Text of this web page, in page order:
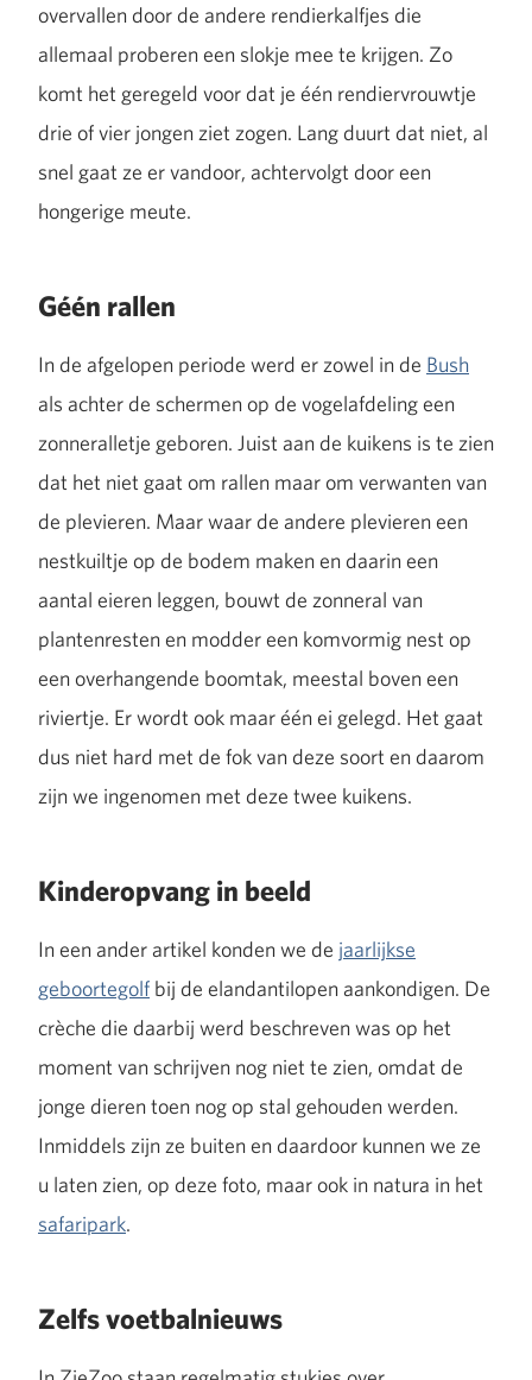
overvallen door de andere rendierkalfjes die
allemaal proberen een slokje mee te krijgen. Zo
komt het geregeld voor dat je één rendiervrouwtje
drie of vier jongen ziet zogen. Lang duurt dat niet, al
snel gaat ze er vandoor, achtervolgt door een
hongerige meute.
Géén rallen
In de afgelopen periode werd er zowel in de Bush
als achter de schermen op de vogelafdeling een
zonneralletje geboren. Juist aan de kuikens is te zien
dat het niet gaat om rallen maar om verwanten van
de plevieren. Maar waar de andere plevieren een
nestkuiltje op de bodem maken en daarin een
aantal eieren leggen, bouwt de zonneral van
plantenresten en modder een komvormig nest op
een overhangende boomtak, meestal boven een
riviertje. Er wordt ook maar één ei gelegd. Het gaat
dus niet hard met de fok van deze soort en daarom
zijn we ingenomen met deze twee kuikens.
Kinderopvang in beeld
In een ander artikel konden we de jaarlijkse
geboortegolf bij de elandantilopen aankondigen. De
crèche die daarbij werd beschreven was op het
moment van schrijven nog niet te zien, omdat de
jonge dieren toen nog op stal gehouden werden.
Inmiddels zijn ze buiten en daardoor kunnen we ze
u laten zien, op deze foto, maar ook in natura in het
safaripark.
Zelfs voetbalnieuws